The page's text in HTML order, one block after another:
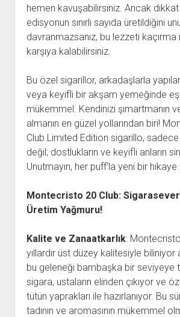
hemen kavuşabilirsiniz. Ancak
edisyonun sınırlı sayıda üretildiğini
davranmazsanız, bu lezzeti kaçırma
karşıya kalabilirsiniz.
Bu özel sigarillor, arkadaşlarla
veya keyifli bir akşam yemeğinde
mükemmel. Kendinizi şımartmanın
almanın en güzel yollarından biri!
Club Limited Edition sigarillo,
değil; dostlukların ve keyifli anların
Unutmayın, her puff'la yeni bir hikaye
Montecristo 20 Club:
Üretim Yağmuru!
Kalite ve Zanaatkarlık:
yıllardır üst düzey kalitesiyle biliniyor
bu geleneği bambaşka bir seviyeye
sigara, ustaların elinden çıkıyor ve
tütün yaprakları ile hazırlanıyor. Bu
tadının ve aromasının mükemmel